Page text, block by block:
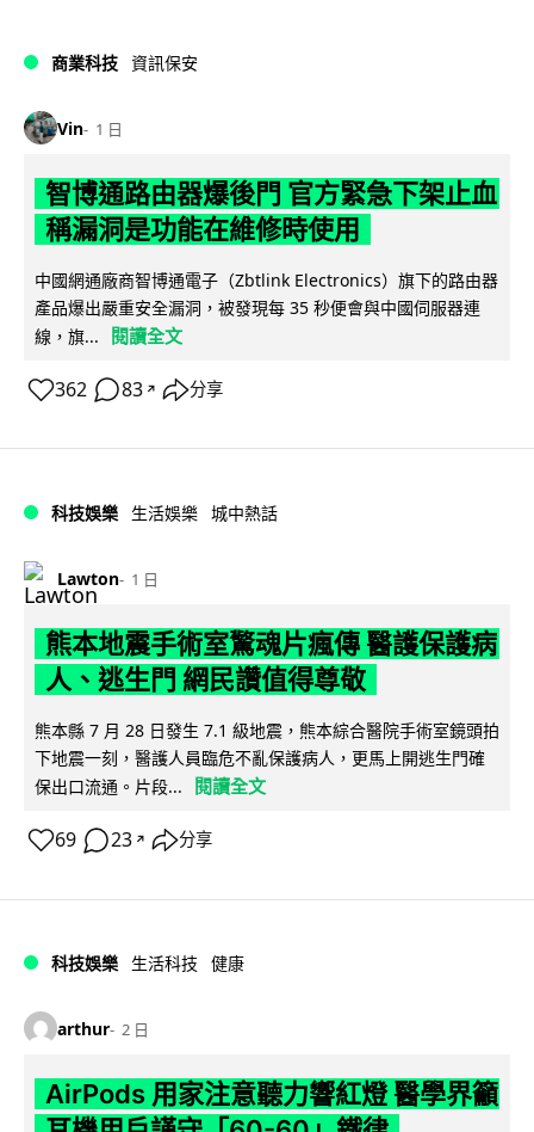
商業科技 資訊保安
Vin 1 日
智博通路由器爆後門 官方緊急下架止血
稱漏洞是功能在維修時使用
中國網通廠商智博通電子（Zbtlink Electronics）旗下的路由器
產品爆出嚴重安全漏洞，被發現每 35 秒便會與中國伺服器連
線，旗...
閱讀全文
362 83 ↗ 分享
科技娛樂 生活娛樂 城中熱話
Lawton 1 日
熊本地震手術室驚魂片瘋傳 醫護保護病
人、逃生門 網民讚值得尊敬
熊本縣 7 月 28 日發生 7.1 級地震，熊本綜合醫院手術室鏡頭拍
下地震一刻，醫護人員臨危不亂保護病人，更馬上開逃生門確
保出口流通。片段...
閱讀全文
69 23 ↗ 分享
科技娛樂 生活科技 健康
arthur 2 日
AirPods 用家注意聽力響紅燈 醫學界籲